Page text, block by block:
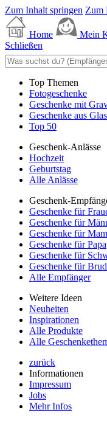
Zum Inhalt springen Zum
Home Mein
Schließen
Top Themen
Fotogeschenke
Geschenke mit
Geschenke aus Glas
Top 50
Geschenk-Anlässe
Hochzeit
Geburtstag
Alle Anlässe
Geschenk-
Geschenke für
Geschenke für
Geschenke für
Geschenke für Papa
Geschenke für
Geschenke für
Alle Empfänger
Weitere Ideen
Neuheiten
Inspirationen
Alle Produkte
Alle
zurück
Informationen
Impressum
Jobs
Mehr Infos